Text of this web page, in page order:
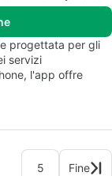
progettata per gli
servizi
l'app offre
5 Fine